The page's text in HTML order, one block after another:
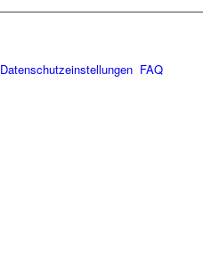
Datenschutzeinstellungen FAQ